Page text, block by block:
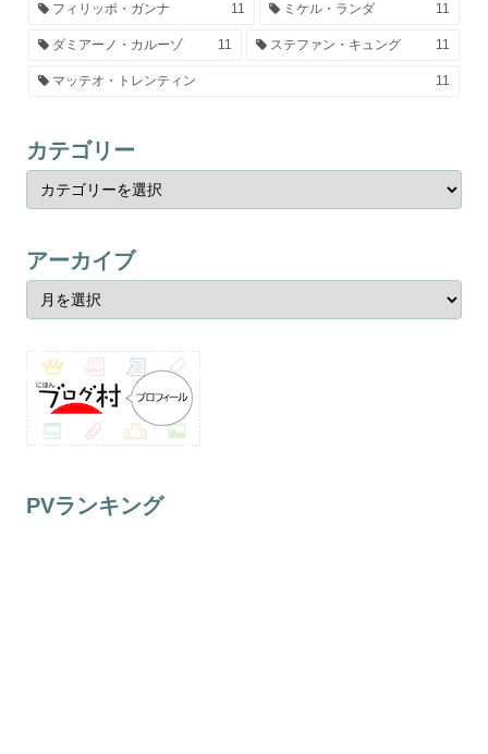
フィリッポ・ガンナ 11 ミケル・ランダ 11
ダミアーノ・カルーゾ 11 ステファン・キュング 11
マッテオ・トレンティン 11
カテゴリー
アーカイブ
PVランキング